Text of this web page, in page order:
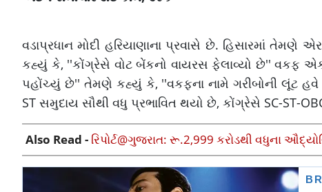
વડાપ્રધાન મોદી હરિયાણાના પ્રવાસે છે. હિસારમાં તેમણે
કહ્યું કે, ''કોંગ્રેસે વોટ બેંકનો વાયરસ ફેલાવ્યો છે'' વકફ
પહોંચ્યું છે'' તેમણે કહ્યું કે, ''વકફના નામે ગરીબોની લૂંટ
ST સમુદાય સૌથી વધુ પ્રભાવિત થયો છે, કોંગ્રેસે SC-ST-
Also Read - રિપોર્ટ@ગુજરાત: રૂ.2,999 કરોડથી વધુના